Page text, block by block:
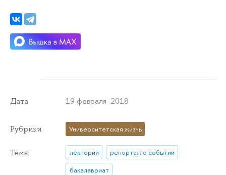
Дата 19 февраля 2018
Рубрики Университетская жизнь
Темы лектории
репортаж о событии
бакалавриат